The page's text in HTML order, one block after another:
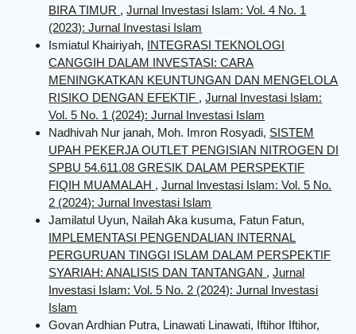
BIRA TIMUR ,Jurnal Investasi Islam: Vol. 4 No. 1
(2023): Jurnal Investasi Islam
Ismiatul Khairiyah, INTEGRASI TEKNOLOGI
CANGGIH DALAM INVESTASI: CARA
MENINGKATKAN KEUNTUNGAN DAN MENGELOLA
RISIKO DENGAN EFEKTIF ,Jurnal Investasi Islam:
Vol. 5 No. 1 (2024): Jurnal Investasi Islam
Nadhivah Nur janah, Moh. Imron Rosyadi, SISTEM
UPAH PEKERJA OUTLET PENGISIAN NITROGEN DI
SPBU 54.611.08 GRESIK DALAM PERSPEKTIF
FIQIH MUAMALAH ,Jurnal Investasi Islam: Vol. 5 No.
2 (2024): Jurnal Investasi Islam
Jamilatul Uyun, Nailah Aka kusuma, Fatun Fatun,
IMPLEMENTASI PENGENDALIAN INTERNAL
PERGURUAN TINGGI ISLAM DALAM PERSPEKTIF
SYARIAH: ANALISIS DAN TANTANGAN ,Jurnal
Investasi Islam: Vol. 5 No. 2 (2024): Jurnal Investasi
Islam
Govan Ardhian Putra, Linawati Linawati, Iftihor Iftihor,